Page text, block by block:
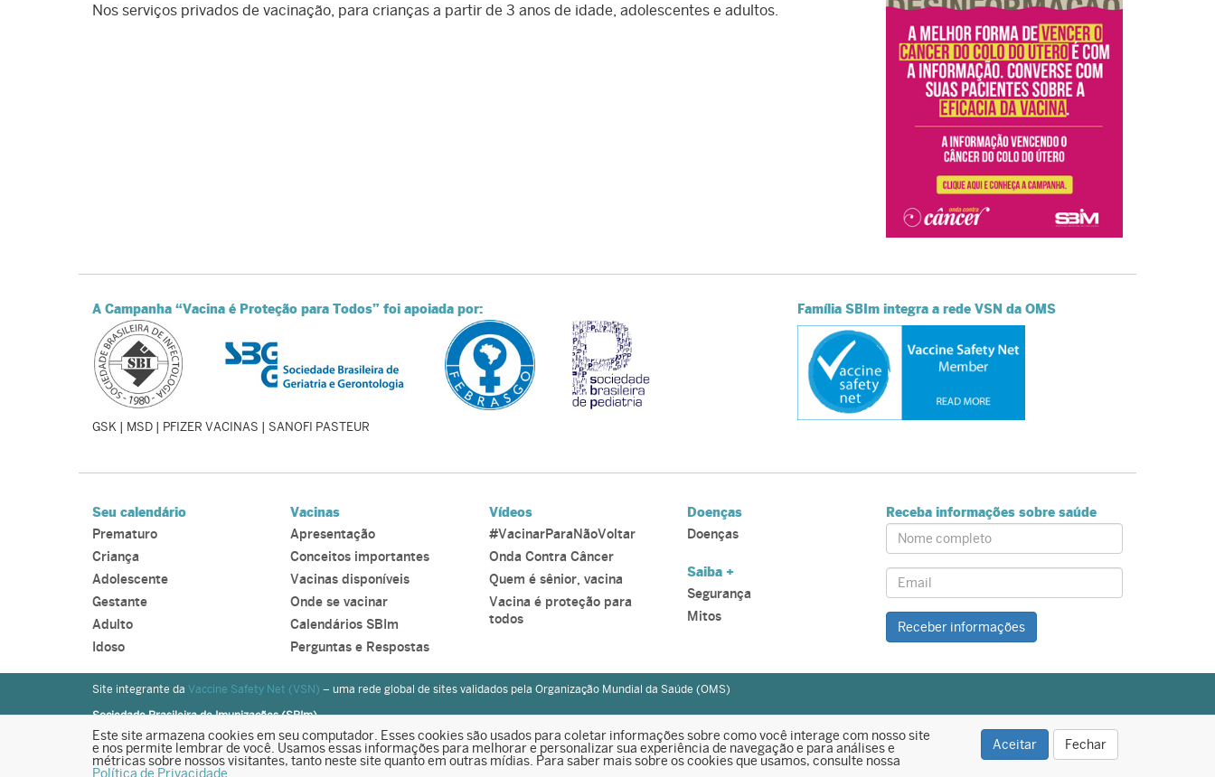
Nos serviços privados de vacinação, para crianças a partir de 3 anos de idade, adolescentes e adultos.
A Campanha “Vacina é Proteção para Todos” foi apoiada por:
GSK | MSD | PFIZER VACINAS | SANOFI PASTEUR
Família SBIm integra a rede VSN da OMS
Seu calendário
Prematuro
Criança
Adolescente
Gestante
Adulto
Idoso
Vacinas
Apresentação
Conceitos importantes
Vacinas disponíveis
Onde se vacinar
Calendários SBIm
Perguntas e Respostas
Vídeos
#VacinarParaNãoVoltar
Onda Contra Câncer
Quem é sênior, vacina
Vacina é proteção para
todos
Doenças
Doenças
Saiba +
Segurança
Mitos
Receba informações sobre saúde
Name:
Email:
Receber informações
Site integrante da Vaccine Safety Net (VSN) – uma rede global de sites validados pela Organização Mundial da Saúde (OMS)
Sociedade Brasileira de Imunizações (SBIm)
Rua Luís Coelho 308 / 5º andar, Cj 54 – CEP: 01309-902 – São Paulo – SP | Tel: 11 3255-5674 – Fax: 11 3255-9659
sbim@sbim.org.br
sbim.org.br
Este site armazena cookies em seu computador. Esses cookies são usados para coletar informações sobre como você interage com nosso site
e nos permite lembrar de você. Usamos essas informações para melhorar e personalizar sua experiência de navegação e para análises e
métricas sobre nossos visitantes, tanto neste site quanto em outras mídias. Para saber mais sobre os cookies que usamos, consulte nossa
Política de Privacidade
Aceitar Fechar